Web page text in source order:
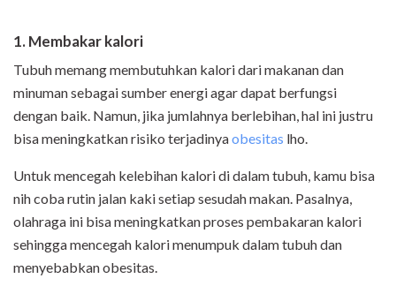
1. Membakar kalori
Tubuh memang membutuhkan kalori dari makanan dan
minuman sebagai sumber energi agar dapat berfungsi
dengan baik. Namun, jika jumlahnya berlebihan, hal ini justru
bisa meningkatkan risiko terjadinyaobesitas lho.
Untuk mencegah kelebihan kalori di dalam tubuh, kamu bisa
nih coba rutin jalan kaki setiap sesudah makan. Pasalnya,
olahraga ini bisa meningkatkan proses pembakaran kalori
sehingga mencegah kalori menumpuk dalam tubuh dan
menyebabkan obesitas.